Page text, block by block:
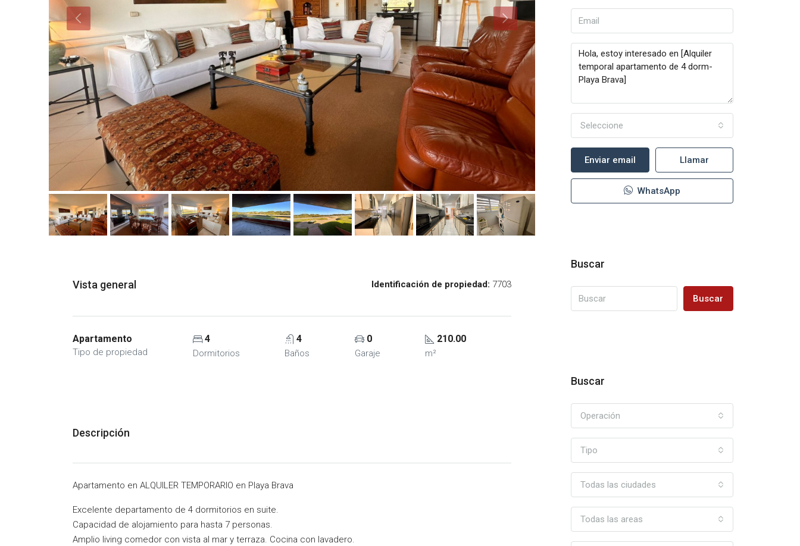
Vista general Identificación de propiedad: 7703
Apartamento
Tipo de propiedad
4
Dormitorios
4
Baños
0
Garaje
210.00
m²
Descripción
Apartamento en ALQUILER TEMPORARIO en Playa Brava
Excelente departamento de 4 dormitorios en suite.
Capacidad de alojamiento para hasta 7 personas.
Amplio living comedor con vista al mar y terraza. Cocina con lavadero.
Seleccione
Enviar email Llamar
WhatsApp
Buscar
Buscar
Buscar
Operación
Tipo
Todas las ciudades
Todas las areas